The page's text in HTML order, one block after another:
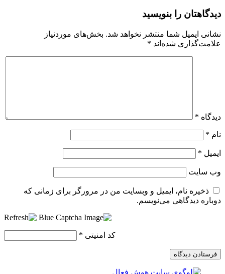
دیدگاهتان را بنویسید
نشانی ایمیل شما منتشر نخواهد شد. بخش‌های موردنیاز
علامت‌گذاری شده‌اند *
دیدگاه *
نام *
ایمیل *
وب‌ سایت
ذخیره نام، ایمیل و وبسایت من در مرورگر برای زمانی که
دوباره دیدگاهی می‌نویسم.
کد امنیتی *